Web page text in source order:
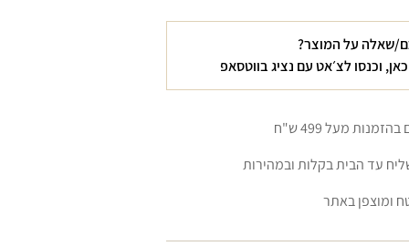
שאלה על המוצר?
וכנסו לצ׳אט עם נציג בווטסאפ
מעל 499 ש"ח
עד הבית בקלות ובמהירות
ומוצפן באתר